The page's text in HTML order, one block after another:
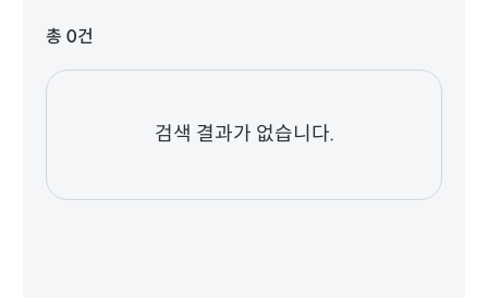
총 0건
검색 결과가 없습니다.